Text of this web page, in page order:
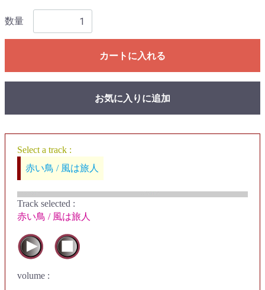
数量
カートに入れる
お気に入りに追加
Select a track :
赤い鳥 / 風は旅人
Track selected :
赤い鳥 / 風は旅人
volume :